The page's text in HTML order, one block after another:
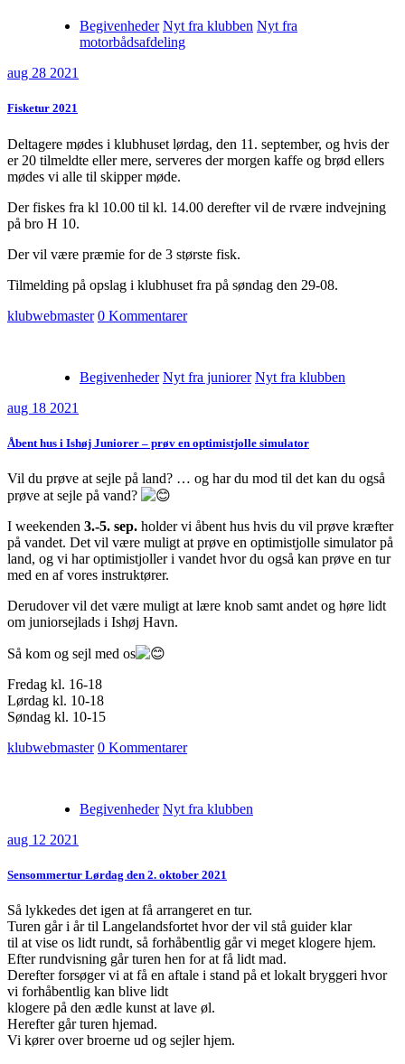
Begivenheder Nyt fra klubben Nyt fra
motorbådsafdeling
aug 28 2021
Fisketur 2021
Deltagere mødes i klubhuset lørdag, den 11. september, og hvis der
er 20 tilmeldte eller mere, serveres der morgen kaffe og brød ellers
mødes vi alle til skipper møde.
Der fiskes fra kl 10.00 til kl. 14.00 derefter vil de rvære indvejning
på bro H 10.
Der vil være præmie for de 3 største fisk.
Tilmelding på opslag i klubhuset fra på søndag den 29-08.
klubwebmaster 0 Kommentarer
Begivenheder Nyt fra juniorer Nyt fra klubben
aug 18 2021
Åbent hus i Ishøj Juniorer – prøv en optimistjolle simulator
Vil du prøve at sejle på land? … og har du mod til det kan du også
prøve at sejle på vand?
I weekenden 3.-5. sep. holder vi åbent hus hvis du vil prøve kræfter
på vandet. Det vil være muligt at prøve en optimistjolle simulator på
land, og vi har optimistjoller i vandet hvor du også kan prøve en tur
med en af vores instruktører.
Derudover vil det være muligt at lære knob samt andet og høre lidt
om juniorsejlads i Ishøj Havn.
Så kom og sejl med os
Fredag kl. 16-18
Lørdag kl. 10-18
Søndag kl. 10-15
klubwebmaster 0 Kommentarer
Begivenheder Nyt fra klubben
aug 12 2021
Sensommertur Lørdag den 2. oktober 2021
Så lykkedes det igen at få arrangeret en tur.
Turen går i år til Langelandsfortet hvor der vil stå guider klar
til at vise os lidt rundt, så forhåbentlig går vi meget klogere hjem.
Efter rundvisning går turen hen for at få lidt mad.
Derefter forsøger vi at få en aftale i stand på et lokalt bryggeri hvor
vi forhåbentlig kan blive lidt
klogere på den ædle kunst at lave øl.
Herefter går turen hjemad.
Vi kører over broerne ud og sejler hjem.